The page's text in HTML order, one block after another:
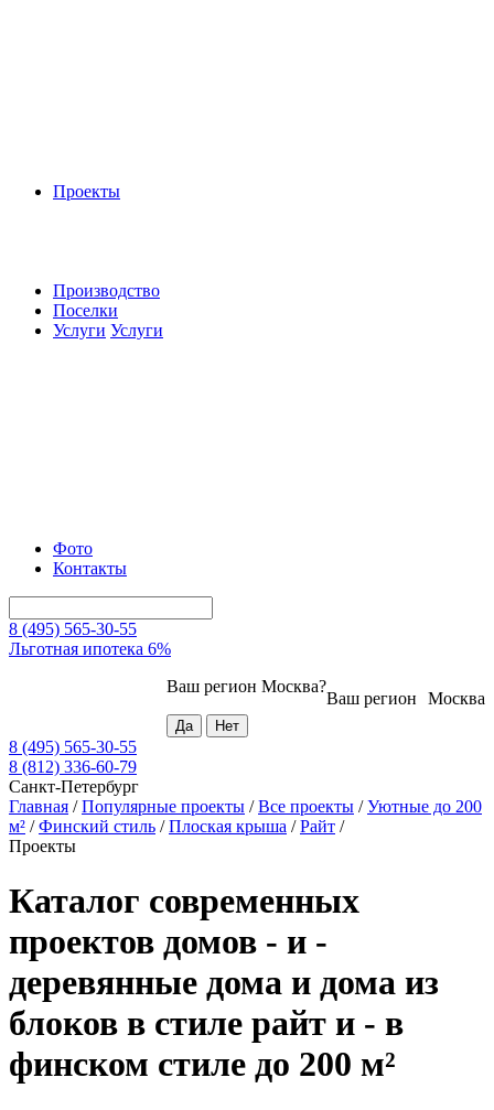
Проекты
Производство
Поселки
Услуги Услуги
Фото
Контакты
8 (495) 565-30-55
Льготная ипотека 6%
Москва
Ваш регион
Ваш регион Москва?
8 (495) 565-30-55
8 (812) 336-60-79
Санкт-Петербург
Главная /Популярные проекты /Все проекты /Уютные до 200
м² /Финский стиль /Плоская крыша /Райт /
Проекты
Каталог современных
проектов домов - и -
деревянные дома и дома из
блоков в стиле райт и - в
финском стиле до 200 м²